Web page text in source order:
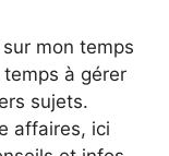
mon temps
à gérer
sujets.
affaires, ici